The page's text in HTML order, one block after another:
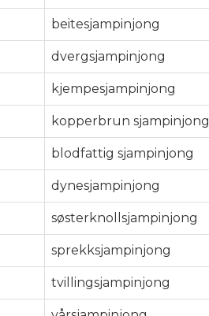
beitesjampinjong
dvergsjampinjong
kjempesjampinjong
kopperbrun sjampinjong
blodfattig sjampinjong
dynesjampinjong
søsterknollsjampinjong
sprekksjampinjong
tvillingsjampinjong